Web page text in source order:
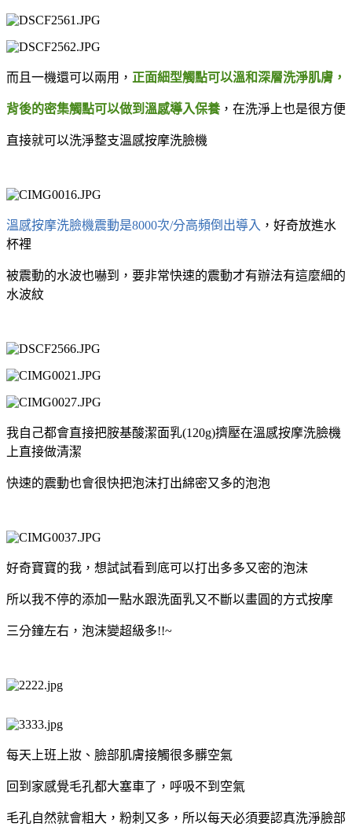
而且一機還可以兩用， 正面細型觸點可以溫和深層洗淨肌膚，
背後的密集觸點可以做到溫感導入保養 ，在洗淨上也是很方便
直接就可以洗淨整支溫感按摩洗臉機
溫感按摩洗臉機震動是8000次/分高頻倒出導入 ，好奇放進水
杯裡
被震動的水波也嚇到，要非常快速的震動才有辦法有這麼細的
水波紋
我自己都會直接把胺基酸潔面乳(120g)擠壓在溫感按摩洗臉機
上直接做清潔
快速的震動也會很快把泡沫打出綿密又多的泡泡
好奇寶寶的我，想試試看到底可以打出多多又密的泡沫
所以我不停的添加一點水跟洗面乳又不斷以畫圓的方式按摩
三分鐘左右，泡沫變超級多!!~
每天上班上妝、臉部肌膚接觸很多髒空氣
回到家感覺毛孔都大塞車了，呼吸不到空氣
毛孔自然就會粗大，粉刺又多，所以每天必須要認真洗淨臉部